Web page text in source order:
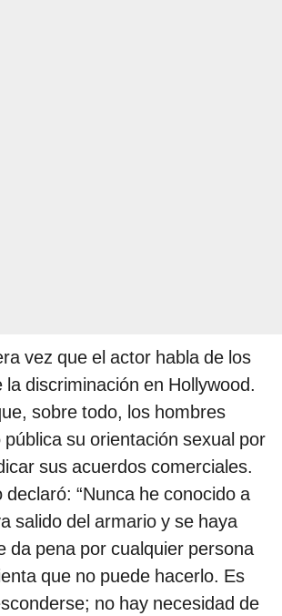
vez que el actor habla de los
la discriminación en Hollywood.
sobre todo, los hombres
su orientación sexual por
sus acuerdos comerciales.
declaró: “Nunca he conocido a
salido del armario y se haya
da pena por cualquier persona
que no puede hacerlo. Es
no hay necesidad de